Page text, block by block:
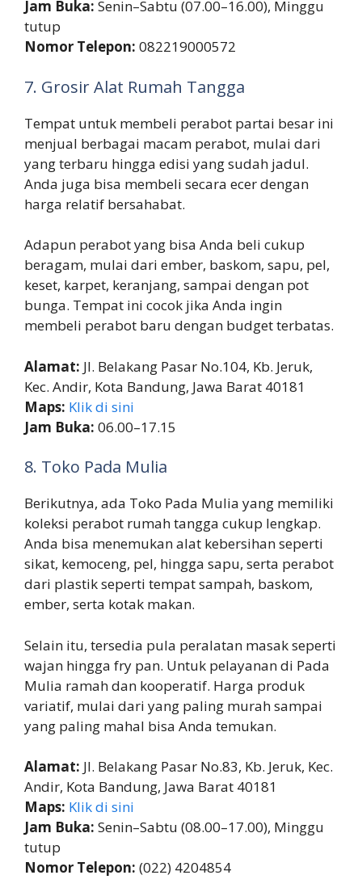
Jam Buka: Senin–Sabtu (07.00–16.00), Minggu
tutup
Nomor Telepon: 082219000572
7. Grosir Alat Rumah Tangga
Tempat untuk membeli perabot partai besar ini
menjual berbagai macam perabot, mulai dari
yang terbaru hingga edisi yang sudah jadul.
Anda juga bisa membeli secara ecer dengan
harga relatif bersahabat.
Adapun perabot yang bisa Anda beli cukup
beragam, mulai dari ember, baskom, sapu, pel,
keset, karpet, keranjang, sampai dengan pot
bunga. Tempat ini cocok jika Anda ingin
membeli perabot baru dengan budget terbatas.
Alamat: Jl. Belakang Pasar No.104, Kb. Jeruk,
Kec. Andir, Kota Bandung, Jawa Barat 40181
Maps: Klik di sini
Jam Buka: 06.00–17.15
8. Toko Pada Mulia
Berikutnya, ada Toko Pada Mulia yang memiliki
koleksi perabot rumah tangga cukup lengkap.
Anda bisa menemukan alat kebersihan seperti
sikat, kemoceng, pel, hingga sapu, serta perabot
dari plastik seperti tempat sampah, baskom,
ember, serta kotak makan.
Selain itu, tersedia pula peralatan masak seperti
wajan hingga fry pan. Untuk pelayanan di Pada
Mulia ramah dan kooperatif. Harga produk
variatif, mulai dari yang paling murah sampai
yang paling mahal bisa Anda temukan.
Alamat: Jl. Belakang Pasar No.83, Kb. Jeruk, Kec.
Andir, Kota Bandung, Jawa Barat 40181
Maps: Klik di sini
Jam Buka: Senin–Sabtu (08.00–17.00), Minggu
tutup
Nomor Telepon: (022) 4204854